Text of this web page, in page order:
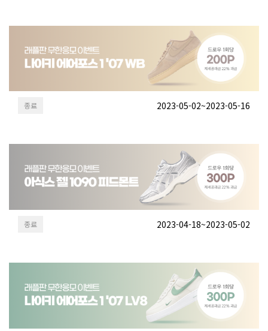
종료 2023-05-02~2023-05-16
종료 2023-04-18~2023-05-02